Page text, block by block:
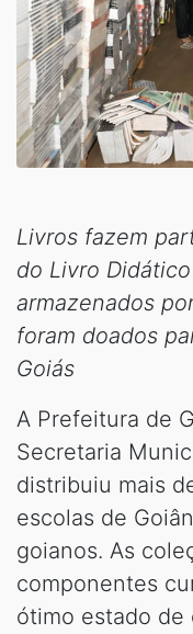
Livros fazem
do Livro
armazenados
foram doados
Goiás
A Prefeitura de
Secretaria
distribuiu mais
escolas de
goianos. As
componentes
ótimo estado de